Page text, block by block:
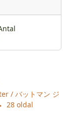
/ バットマン ジ
28 oldal